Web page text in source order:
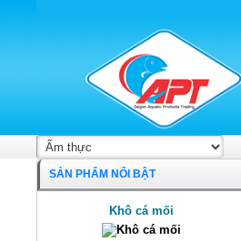
SẢN PHẨM NỔI BẬT
Khô cá mối